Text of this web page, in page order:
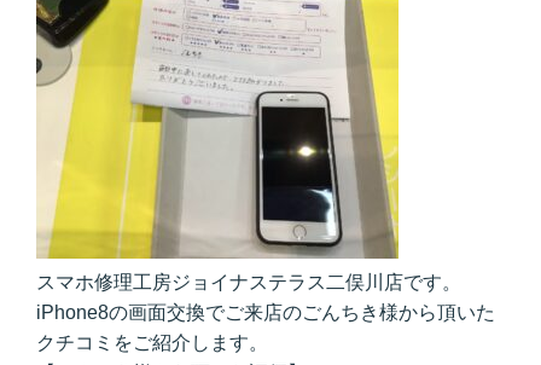
スマホ修理工房ジョイナステラス二俣川店です。
iPhone8の画面交換でご来店のごんちき様から頂いた
クチコミをご紹介します。